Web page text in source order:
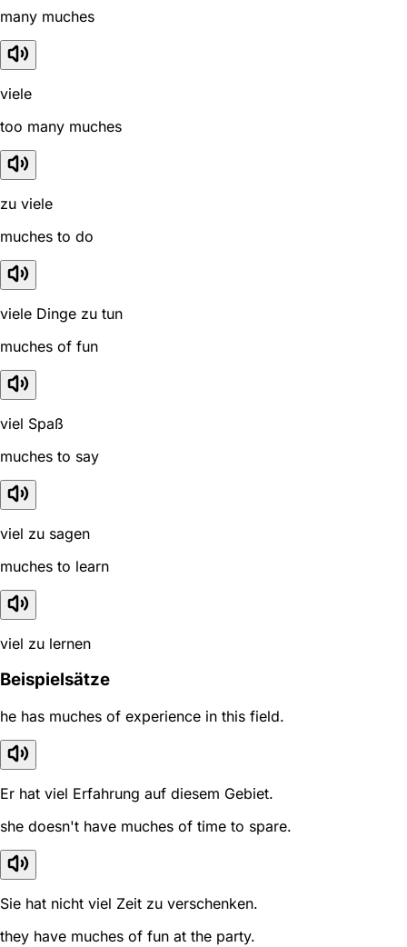
many muches
viele
too many muches
zu viele
muches to do
viele Dinge zu tun
muches of fun
viel Spaß
muches to say
viel zu sagen
muches to learn
viel zu lernen
Beispielsätze
he has muches of experience in this field.
Er hat viel Erfahrung auf diesem Gebiet.
she doesn't have muches of time to spare.
Sie hat nicht viel Zeit zu verschenken.
they have muches of fun at the party.